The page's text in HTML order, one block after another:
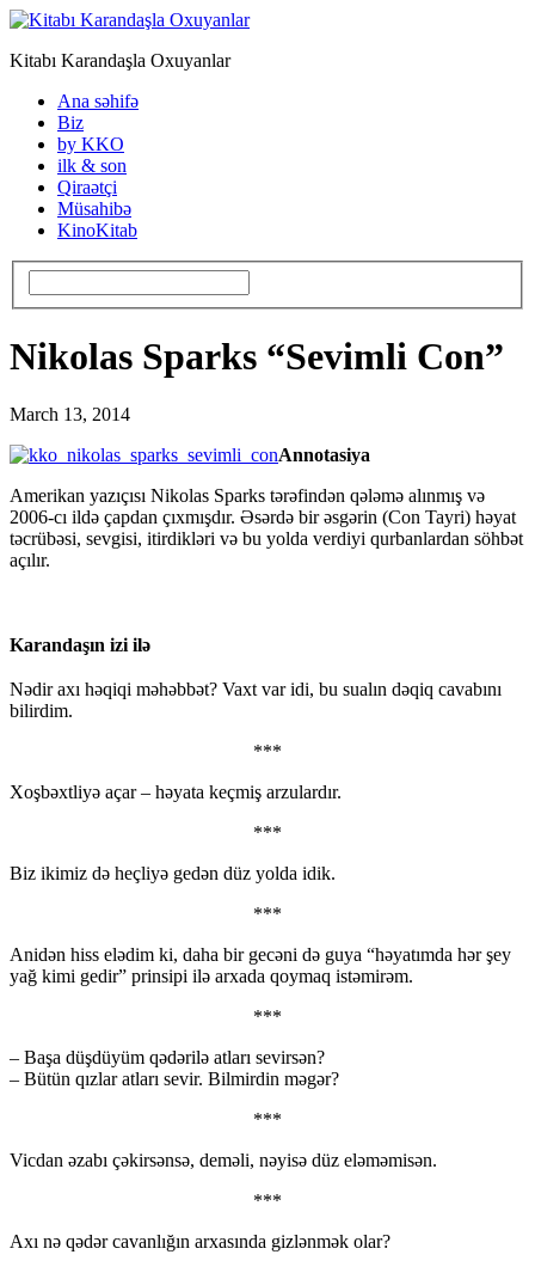
Kitabı Karandaşla Oxuyanlar
Ana səhifə
Biz
by KKO
ilk & son
Qiraətçi
Müsahibə
KinoKitab
Nikolas Sparks “Sevimli Con”
March 13, 2014
Annotasiya
Amerikan yazıçısı Nikolas Sparks tərəfindən qələmə alınmış və
2006-cı ildə çapdan çıxmışdır. Əsərdə bir əsgərin (Con Tayri) həyat
təcrübəsi, sevgisi, itirdikləri və bu yolda verdiyi qurbanlardan söhbət
açılır.
Karandaşın izi ilə
Nədir axı həqiqi məhəbbət? Vaxt var idi, bu sualın dəqiq cavabını
bilirdim.
***
Xoşbəxtliyə açar – həyata keçmiş arzulardır.
***
Biz ikimiz də heçliyə gedən düz yolda idik.
***
Anidən hiss elədim ki, daha bir gecəni də guya “həyatımda hər şey
yağ kimi gedir” prinsipi ilə arxada qoymaq istəmirəm.
***
– Başa düşdüyüm qədərilə atları sevirsən?
– Bütün qızlar atları sevir. Bilmirdin məgər?
***
Vicdan əzabı çəkirsənsə, deməli, nəyisə düz eləməmisən.
***
Axı nə qədər cavanlığın arxasında gizlənmək olar?